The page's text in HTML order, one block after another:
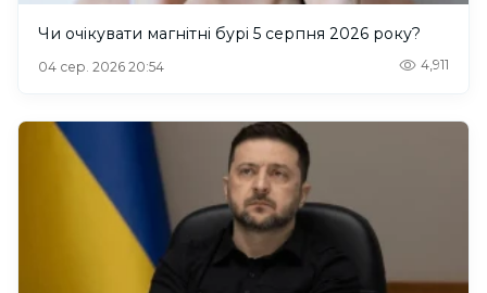
Чи очікувати магнітні бурі 5 серпня 2026 року?
04 сер. 2026 20:54 4,911